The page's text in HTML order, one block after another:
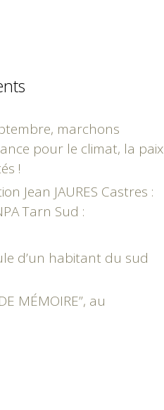
marchons
pour le climat, la paix
!
Jean JAURES Castres :
Tarn Sud :
d’un habitant du sud
MÉMOIRE”, au